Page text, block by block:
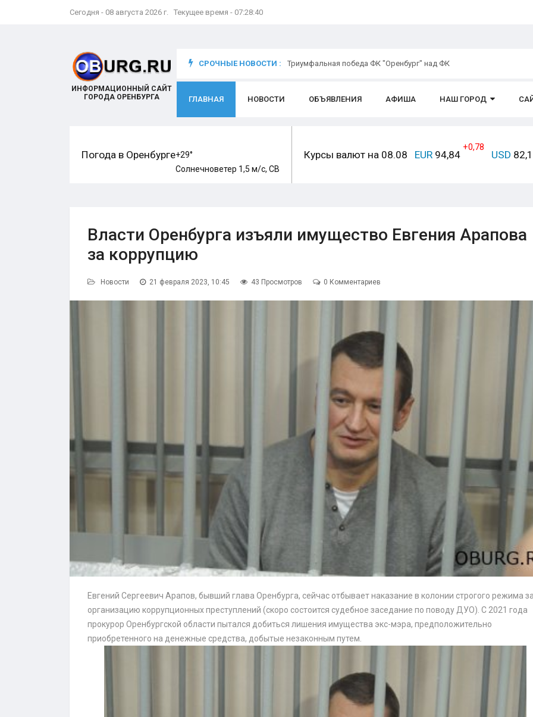
Сегодня - 08 августа 2026 г. Текущее время - 07:28:42
ИНФОРМАЦИОННЫЙ САЙТ
ГОРОДА ОРЕНБУРГА
СРОЧНЫЕ НОВОСТИ :
происходит с игроком Триумфальная победа ФК "Оренбург" над ФК
ГЛАВНАЯ НОВОСТИ ОБЪЯВЛЕНИЯ АФИША НАШ ГОРОД
Погода в Оренбурге+29°
Солнечноветер 1,5 м/с, СВ
Курсы валют на 08.08 EUR 94,84
+0,78
USD
Власти Оренбурга изъяли имущество Евгения Арапова
за коррупцию
Новости 21 февраля 2023, 10:45 43 Просмотров 0 Комментариев
Евгений Сергеевич Арапов, бывший глава Оренбурга, сейчас отбывает наказание в колонии строгого режима
организацию коррупционных преступлений (скоро состоится судебное заседание по поводу ДУО). С 2021 года
прокурор Оренбургской области пытался добиться лишения имущества экс-мэра, предположительно
приобретенного на денежные средства, добытые незаконным путем.